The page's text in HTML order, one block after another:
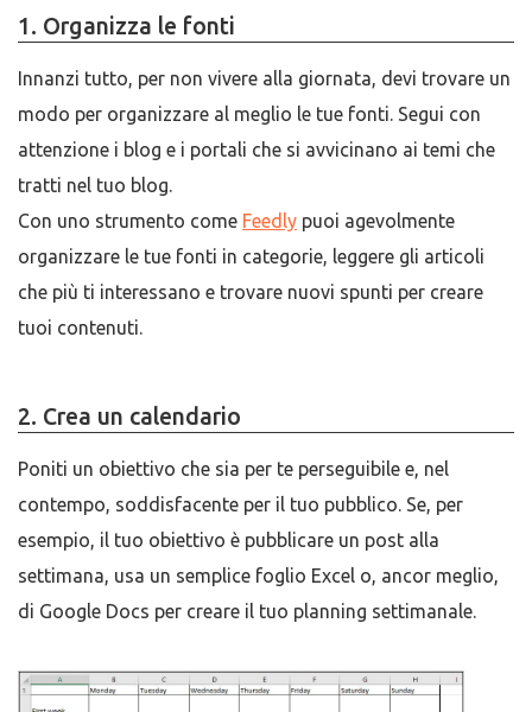
1. Organizza le fonti
Innanzi tutto, per non vivere alla giornata, devi trovare un
modo per organizzare al meglio le tue fonti. Segui con
attenzione i blog e i portali che si avvicinano ai temi che
tratti nel tuo blog.
Con uno strumento come Feedly puoi agevolmente
organizzare le tue fonti in categorie, leggere gli articoli
che più ti interessano e trovare nuovi spunti per creare
tuoi contenuti.
2. Crea un calendario
Poniti un obiettivo che sia per te perseguibile e, nel
contempo, soddisfacente per il tuo pubblico. Se, per
esempio, il tuo obiettivo è pubblicare un post alla
settimana, usa un semplice foglio Excel o, ancor meglio,
di Google Docs per creare il tuo planning settimanale.